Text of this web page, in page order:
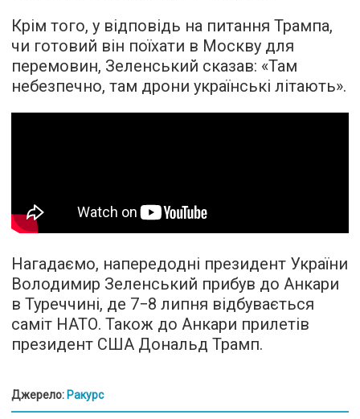
Крім того, у відповідь на питання Трампа,
чи готовий він поїхати в Москву для
перемовин, Зеленський сказав: «Там
небезпечно, там дрони українські літають».
Нагадаємо, напередодні президент України
Володимир Зеленський прибув до Анкари
в Туреччині, де 7−8 липня відбувається
саміт НАТО. Також до Анкари прилетів
президент США Дональд Трамп.
Джерело: Ракурс